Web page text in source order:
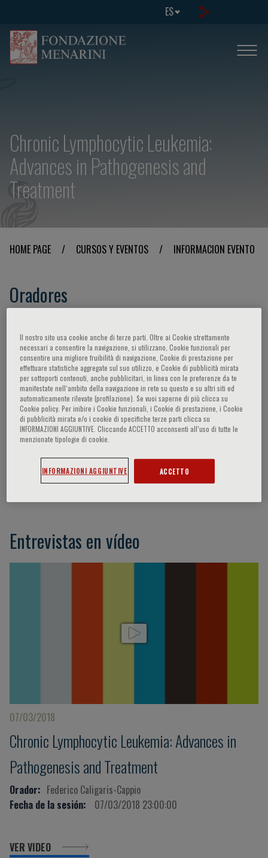
ES
Chronic Lymphocytic Leukemia:
Advances in Pathogenesis and
Treatment
HOME PAGE / CURSOS Y EVENTOS / INFORMACION EVENTO
Oradores
Gattei Valter,Jumaa Hassan, Kay Neil,
Montserrat Emli,Rosenquist Richard,Rossi
Davide,Shpall Elizabeth,Stamatopoulos
Kostas, Weirda William G.,Weistner Adrian,
Catherine,Zucchetto Antonella,De Paoli Paolo,
Croce Carlo, Forconi Francesco,Burger Jan,
Caligaris-Cappio Federico,Campo Elias,
Eichhorst Barbara,Ferrajoli Alessandra,
Entrevistas en vídeo
07/03/2018
Chronic Lymphocytic Leukemia: Advances in
Pathogenesis and Treatment
Orador: Federico Caligaris-Cappio
Fecha de la sesión:
07/03/2018 23:00:00
VER VIDEO
Il nostro sito usa cookie anche di terze parti. Oltre ai Cookie strettamente
necessari a consentire la navigazione, si utilizzano, Cookie funzionali per
consentire una migliore fruibilità di navigazione, Cookie di prestazione per
effettuare statistiche aggregate sul suo utilizzo, e Cookie di pubblicità mirata
per sottoporti contenuti, anche pubblicitari, in linea con le preferenze da te
manifestate nell‘ambito della navigazione in rete su questo e su altri siti ed
automaticamente rilevate (profilazione). Se vuoi saperne di più clicca su
Cookie policy. Per inibire i Cookie funzionali, i Cookie di prestazione, i Cookie
di pubblicità mirata e/o i cookie di specifiche terze parti clicca su
INFORMAZIONI AGGIUNTIVE. Cliccando ACCETTO acconsenti all’uso di tutte le
menzionate tipologie di cookie.
INFORMAZIONI AGGIUNTIVE ACCETTO